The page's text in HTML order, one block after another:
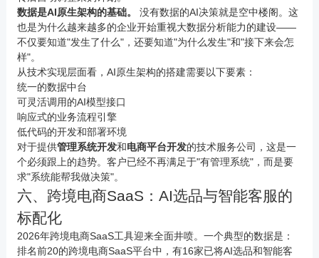
数据是AI原生架构的基础。
没有数据的AI决策就是空中楼阁。这
也是为什么越来越多的企业开始重视大数据分析能力的建设——
不仅要知道"发生了什么"，还要知道"为什么发生"和"接下来会怎
样"。
从技术实现层面看，AI原生架构的搭建需要以下要素：
统一的数据中台
可灵活调用的AI模型接口
响应式的业务流程引擎
低代码的开发和部署环境
对于提供管理系统开发和电商平台开发的技术服务公司，这是一
个必须跟上的趋势。客户已经不再满足于"有管理系统"，而是要
求"系统能帮我做决策"。
六、跨境电商SaaS：AI选品与智能客服的
标配化
2026年跨境电商SaaS工具迎来全面井喷。一个典型的数据是：
排名前20的跨境电商SaaS平台中，有16家已将AI选品和智能客